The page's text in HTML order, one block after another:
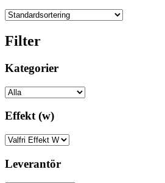
Filter
Kategorier
Effekt (w)
Leverantör